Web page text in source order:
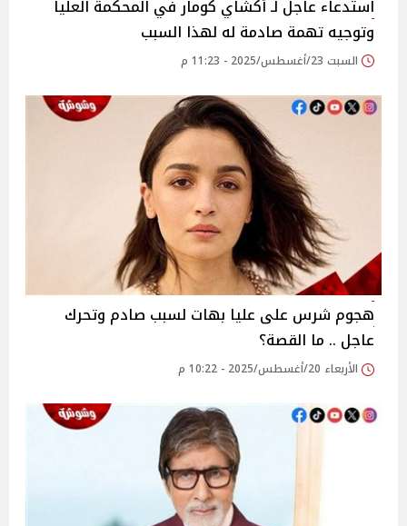
استدعاء عاجل لـ أكشاي كومار في المحكمة العليا
وتوجيه تهمة صادمة له لهذا السبب
السبت 23/أغسطس/2025 - 11:23 م
هجوم شرس على عليا بهات لسبب صادم وتحرك
عاجل .. ما القصة؟
الأربعاء 20/أغسطس/2025 - 10:22 م